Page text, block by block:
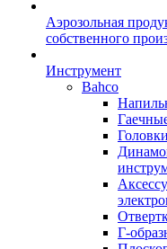
Аэрозольная
собственного
Инструмент
Bahco
Г-